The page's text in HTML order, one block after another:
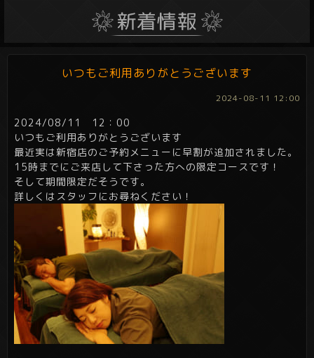
いつもご利用ありがとうございます
2024-08-11 12:00
2024/08/11 12：00
いつもご利用ありがとうございます
最近実は新宿店のご予約メニューに早割が追加されました。
15時までにご来店して下さった方への限定コースです！
そして期間限定だそうです。
詳しくはスタッフにお尋ねください！